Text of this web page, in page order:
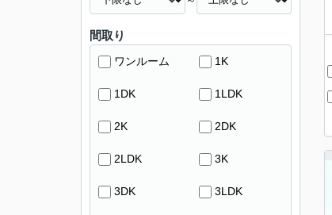
間取り
ワンルーム 1K
1DK 1LDK
2K 2DK
2LDK 3K
3DK 3LDK